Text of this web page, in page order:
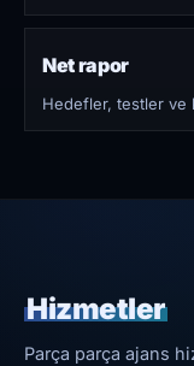
Net rapor
Hedefler, testler ve
Hizmetler
Parça parça ajans